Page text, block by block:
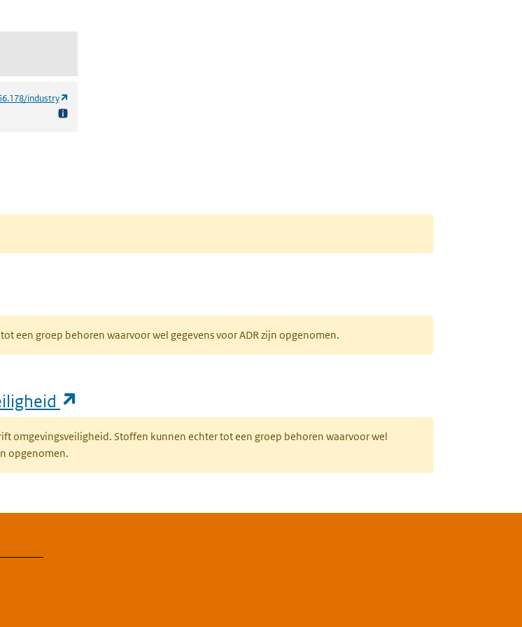
industry
een groep behoren waarvoor wel gegevens voor ADR zijn opgenomen.
omgevingsveiligheid. Stoffen kunnen echter tot een groep behoren waarvoor wel
opgenomen.